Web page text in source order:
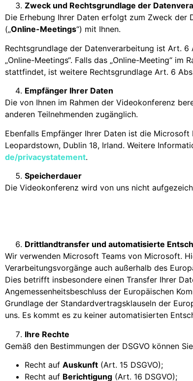
Zweck und Rechtsgrundlage der
Die Erhebung Ihrer Daten erfolgt zum Zweck der
(„Online-Meetings“) mit Ihnen.
Rechtsgrundlage der Datenverarbeitung ist Art.
„Online-Meetings“. Falls das „Online-Meeting“
stattfindet, ist weitere Rechtsgrundlage Art. 6
Empfänger Ihrer Daten
Die von Ihnen im Rahmen der Videokonferenz
anderen Teilnehmenden zugänglich.
Ebenfalls Empfänger Ihrer Daten ist die Microsoft
Leopardstown, Dublin 18, Irland. Weitere
de/privacystatement.
Speicherdauer
Die Videokonferenz wird von uns nicht
Drittlandtransfer und automatisierte
Wir verwenden Microsoft Teams von Microsoft.
Verarbeitungsvorgänge auch außerhalb des
Dies betrifft insbesondere einen Transfer Ihrer
Angemessenheitsbeschluss der Europäischen
Grundlage der Standardvertragsklauseln der
uns. Es kommt es zu keiner automatisierten
Ihre Rechte
Gemäß den Bestimmungen der DSGVO können
Recht auf Auskunft (Art. 15 DSGVO);
Recht auf Berichtigung (Art. 16 DSGVO);